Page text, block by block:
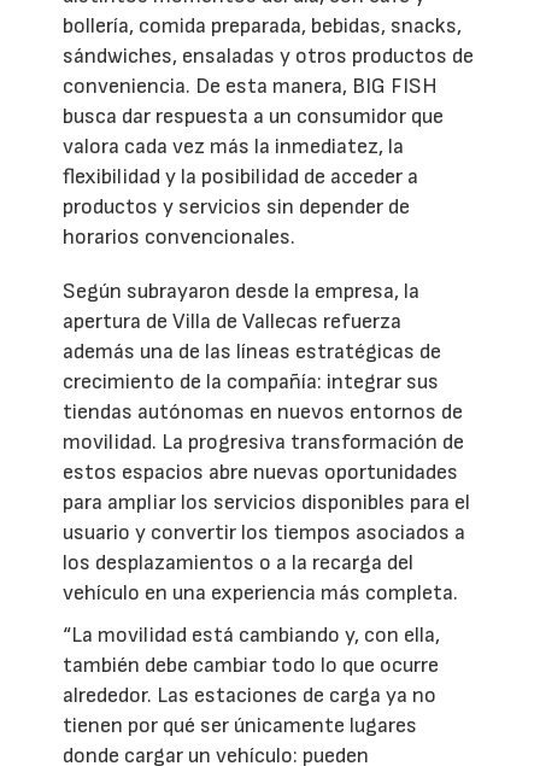
bollería, comida preparada, bebidas, snacks,
sándwiches, ensaladas y otros productos de
conveniencia. De esta manera, BIG FISH
busca dar respuesta a un consumidor que
valora cada vez más la inmediatez, la
flexibilidad y la posibilidad de acceder a
productos y servicios sin depender de
horarios convencionales.
Según subrayaron desde la empresa, la
apertura de Villa de Vallecas refuerza
además una de las líneas estratégicas de
crecimiento de la compañía: integrar sus
tiendas autónomas en nuevos entornos de
movilidad. La progresiva transformación de
estos espacios abre nuevas oportunidades
para ampliar los servicios disponibles para el
usuario y convertir los tiempos asociados a
los desplazamientos o a la recarga del
vehículo en una experiencia más completa.
“La movilidad está cambiando y, con ella,
también debe cambiar todo lo que ocurre
alrededor. Las estaciones de carga ya no
tienen por qué ser únicamente lugares
donde cargar un vehículo: pueden